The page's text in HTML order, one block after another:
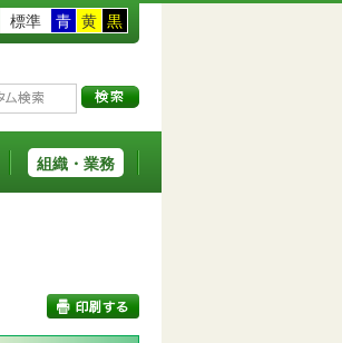
標準 青 黄 黒
組織・業務